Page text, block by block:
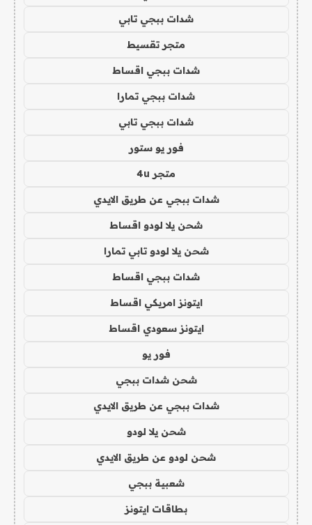
شدات ببجي تابي
متجر تقسيط
شدات ببجي اقساط
شدات ببجي تمارا
شدات ببجي تابي
فور يو ستور
متجر 4u
شدات ببجي عن طريق الايدي
شحن يلا لودو اقساط
شحن يلا لودو تابي تمارا
شدات ببجي اقساط
ايتونز امريكي اقساط
ايتونز سعودي اقساط
فور يو
شحن شدات ببجي
شدات ببجي عن طريق الايدي
شحن يلا لودو
شحن لودو عن طريق الايدي
شعبية ببجي
بطاقات ايتونز